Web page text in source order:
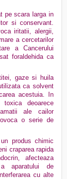
pe scara larga in
si conservant.
iritatii, alergii,
a cercetarilor
a Cancerului
foraldehida ca
gaze si huila
ca solvent
acestuia. In
toxica deoarece
ale cailor
o serie de
produs chimic
craparea rapida
afecteaza
aparatului de
cu alte